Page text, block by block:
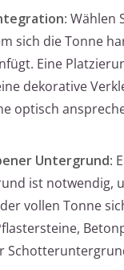
: Wählen
sich die Tonne
Eine
dekorative
optisch
Untergrund:
ist notwendig,
vollen Tonne